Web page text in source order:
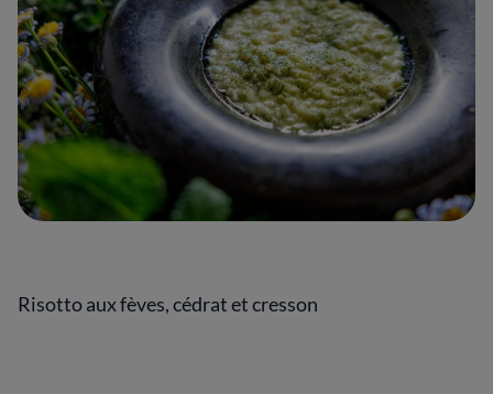
Risotto aux fèves, cédrat et cresson